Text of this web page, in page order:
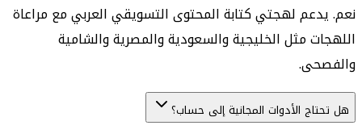
نعم. يدعم لهجتي كتابة المحتوى التسويقي العربي مع مراعاة
اللهجات مثل الخليجية والسعودية والمصرية والشامية
والفصحى.
هل تحتاج الأدوات المجانية إلى حساب؟